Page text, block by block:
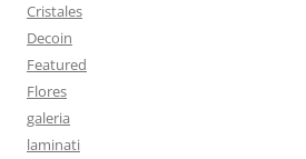
Cristales
Decoin
Featured
Flores
galeria
laminati